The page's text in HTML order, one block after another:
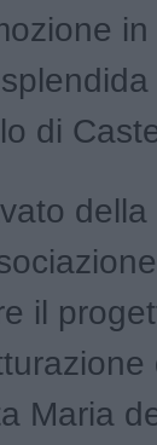
di
il
Maria